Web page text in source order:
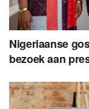
Nigeriaanse
bezoek aan